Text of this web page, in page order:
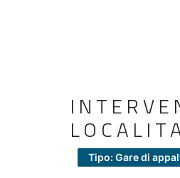
Tipo: Gare di